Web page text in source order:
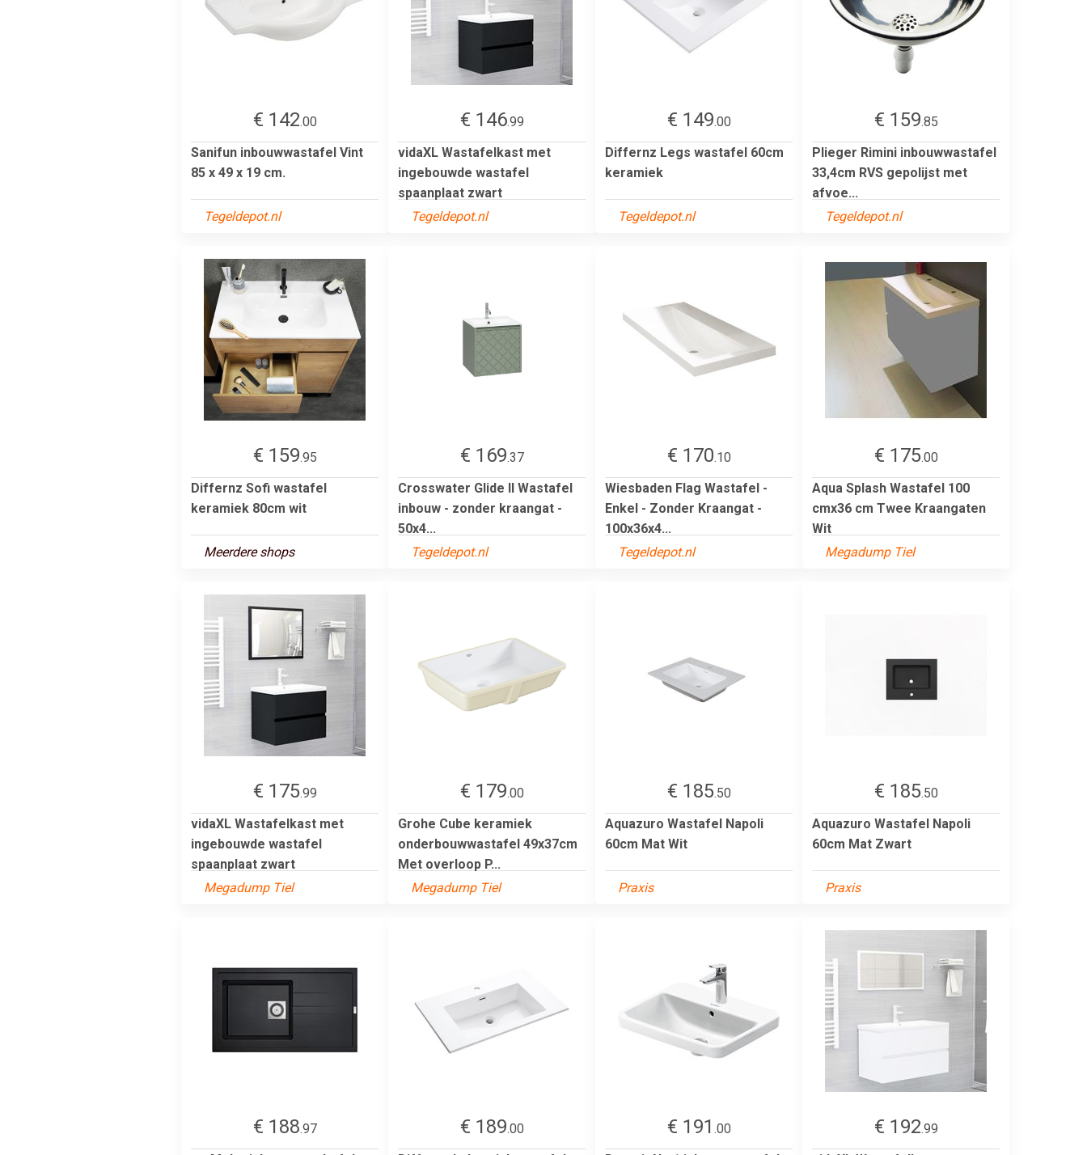
€ 142.00
Sanifun inbouwwastafel Vint
85 x 49 x 19 cm.
Tegeldepot.nl
€ 146.99
vidaXL Wastafelkast met
ingebouwde wastafel
spaanplaat zwart
Tegeldepot.nl
€ 149.00
Differnz Legs wastafel 60cm
keramiek
Tegeldepot.nl
€ 159.85
Plieger Rimini inbouwwastafel
33,4cm RVS gepolijst met
afvoe...
Tegeldepot.nl
€ 159.95
Differnz Sofi wastafel
keramiek 80cm wit
Meerdere shops
€ 169.37
Crosswater Glide II Wastafel
inbouw - zonder kraangat -
50x4...
Tegeldepot.nl
€ 170.10
Wiesbaden Flag Wastafel -
Enkel - Zonder Kraangat -
100x36x4...
Tegeldepot.nl
€ 175.00
Aqua Splash Wastafel 100
cmx36 cm Twee Kraangaten
Wit
Megadump Tiel
€ 175.99
vidaXL Wastafelkast met
ingebouwde wastafel
spaanplaat zwart
Megadump Tiel
€ 179.00
Grohe Cube keramiek
onderbouwwastafel 49x37cm
Met overloop P...
Megadump Tiel
€ 185.50
Aquazuro Wastafel Napoli
60cm Mat Wit
Praxis
€ 185.50
Aquazuro Wastafel Napoli
60cm Mat Zwart
Praxis
€ 188.97
€ 189.00
€ 191 .00
€ 192.99